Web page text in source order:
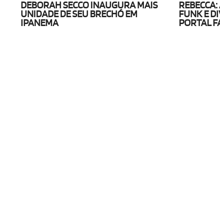
DEBORAH SECCO INAUGURA MAIS
UNIDADE DE SEU BRECHÓ EM
IPANEMA
FUNK E
PORTAL